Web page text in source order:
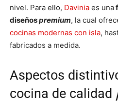
nivel. Para ello, Davinia es una
diseñospremium, la cual
cocinas modernas con isla,
fabricados a medida.
Aspectos
cocina de calidad